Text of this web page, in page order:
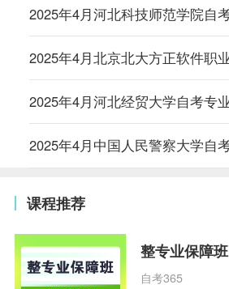
2025年4月河北科技师范学院自
2025年4月河北经贸大学自考专
2025年4月中国人民警察大学自
课程推荐
整专业保障班
自考365